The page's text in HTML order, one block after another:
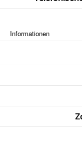
Informationen